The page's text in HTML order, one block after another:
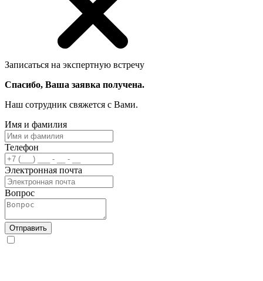
Записаться на экспертную встречу
Спасибо, Ваша заявка получена.
Наш сотрудник свяжется с Вами.
Имя и фамилия
Телефон
Электронная почта
Вопрос
Отправить